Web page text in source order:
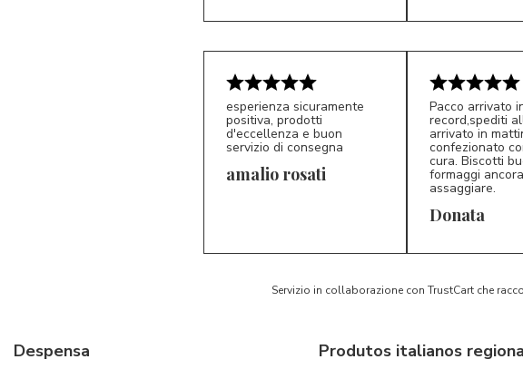
esperienza sicuramente
positiva, prodotti
d'eccellenza e buon
servizio di consegna
amalio rosati
D*
Pacco arrivato
record,spediti
arrivato in
confezionato
cura. Biscotti
formaggi
assaggiare.
Donata
Servizio in collaborazione con TrustCart che
Despensa Produtos italianos